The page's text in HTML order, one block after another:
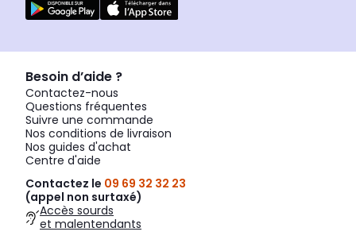
Besoin d’aide ?
Contactez-nous
Questions fréquentes
Suivre une commande
Nos conditions de livraison
Nos guides d'achat
Centre d'aide
Contactez le 09 69 32 32 23
(appel non surtaxé)
Accès sourds
et malentendants